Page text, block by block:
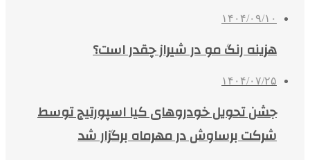
۱۴۰۴/۰۹/۱۰
هزینه رنگ مو در شیراز چقدر است؟
۱۴۰۴/۰۷/۲۵
جشن تحویل خودروهای کیا اسپورتیج توسط
شرکت برساوش در مهرماه برگزار شد